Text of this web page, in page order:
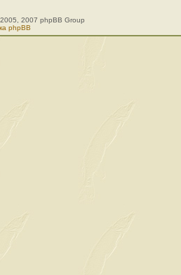
2007 phpBB Group
phpBB